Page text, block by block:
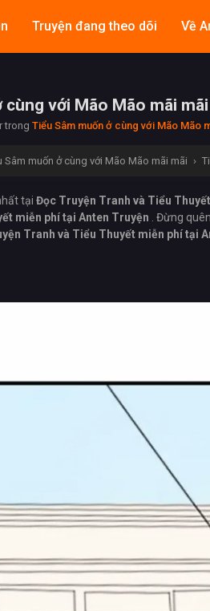
Truyện đang theo dõi Về
cùng với Mão Mão mãi
trong Tiểu Sâm muốn ở cùng với Mão Mão
Sâm muốn ở cùng với Mão Mão mãi mãi ›
tại Đọc Truyện Tranh và Tiểu
miễn phí tại Anten Truyện
. Đừng
Tranh và Tiểu Thuyết miễn phí tại